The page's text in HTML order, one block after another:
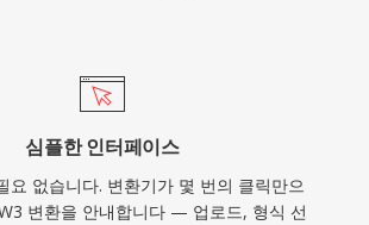
심플한 인터페이스
요 없습니다. 변환기가 몇 번의 클릭만으
변환을 안내합니다 — 업로드, 형식 선